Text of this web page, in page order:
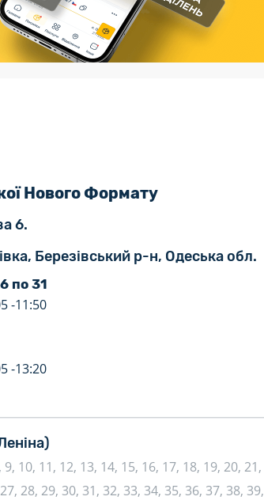
Страхові послуги
Каталог «Укрпошта Маркет»
Нового Формату
6.
Березівський р-н, Одеська обл.
по 31
-11:50
-13:20
9, 10, 11, 12, 13, 14, 15, 16, 17, 18, 19, 20, 21,
28, 29, 30, 31, 32, 33, 34, 35, 36, 37, 38, 39,